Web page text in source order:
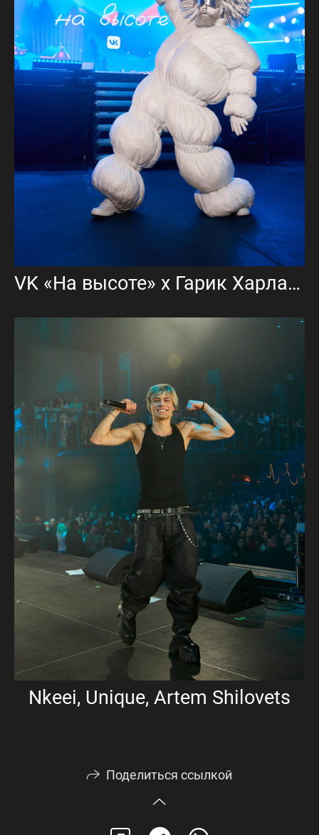
VK «На высоте» х Гарик Харламов
Nkeei, Unique, Artem Shilovets
Поделиться ссылкой